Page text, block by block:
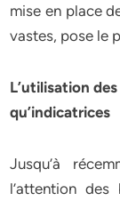
mise en place
vastes, pose le
L’utilisation
qu’indicatrices
Jusqu’à
l’attention